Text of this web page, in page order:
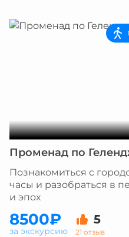
Променад по
Познакомиться с
часы и разобраться в
и эпох
8500₽ 5
21 отзыв
за экскурсию